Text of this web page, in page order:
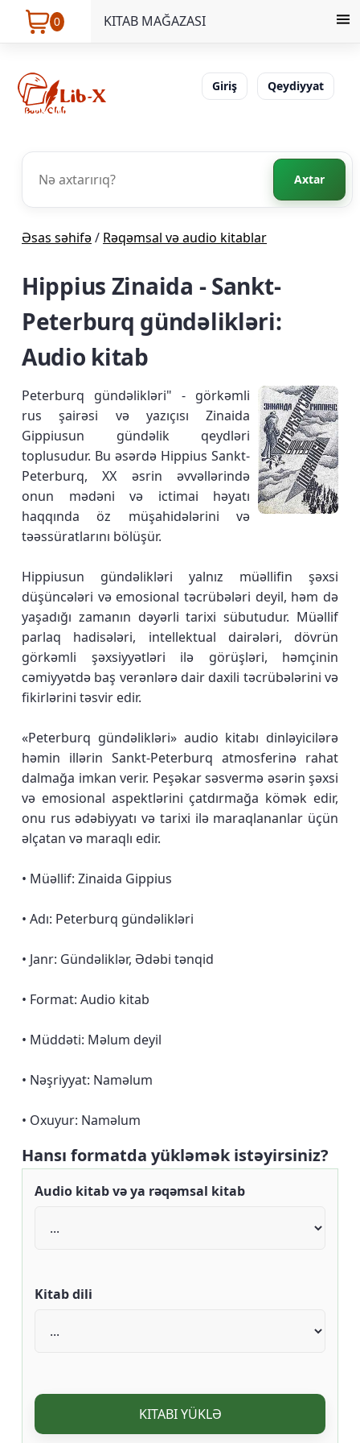
0 KITAB MAĞAZASI
Giriş Qeydiyyat
Axtar
Əsas səhifə/ Rəqəmsal və audio kitablar
Hippius Zinaida - Sankt-
Peterburq gündəlikləri:
Audio kitab
Peterburq gündəlikləri" - görkəmli
rus şairəsi və yazıçısı Zinaida
Gippiusun gündəlik qeydləri
toplusudur. Bu əsərdə Hippius Sankt-
Peterburq, XX əsrin əvvəllərində
onun mədəni və ictimai həyatı
haqqında öz müşahidələrini və
təəssüratlarını bölüşür.
Hippiusun gündəlikləri yalnız müəllifin şəxsi
düşüncələri və emosional təcrübələri deyil, həm də
yaşadığı zamanın dəyərli tarixi sübutudur. Müəllif
parlaq hadisələri, intellektual dairələri, dövrün
görkəmli şəxsiyyətləri ilə görüşləri, həmçinin
cəmiyyətdə baş verənlərə dair daxili təcrübələrini və
fikirlərini təsvir edir.
«Peterburq gündəlikləri» audio kitabı dinləyicilərə
həmin illərin Sankt-Peterburq atmosferinə rahat
dalmağa imkan verir. Peşəkar səsvermə əsərin şəxsi
və emosional aspektlərini çatdırmağa kömək edir,
onu rus ədəbiyyatı və tarixi ilə maraqlananlar üçün
əlçatan və maraqlı edir.
• Müəllif: Zinaida Gippius
• Adı: Peterburq gündəlikləri
• Janr: Gündəliklər, Ədəbi tənqid
• Format: Audio kitab
• Müddəti: Məlum deyil
• Nəşriyyat: Naməlum
• Oxuyur: Naməlum
Hansı formatda yükləmək istəyirsiniz?
Audio kitab və ya rəqəmsal kitab
Kitab dili
KITABI YÜKLƏ